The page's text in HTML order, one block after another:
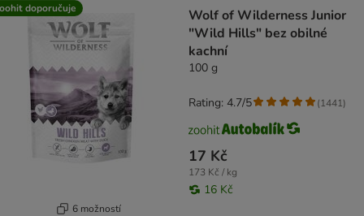
doporučuje
6 možností
Wolf of Wilderness Junior
"Wild Hills" bez obilné
kachní
100 g
17 Kč
173 Kč / kg
16 Kč
Rating: 4.7/5 (1441)